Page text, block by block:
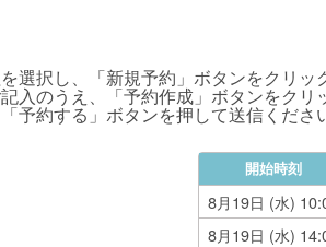
選択し、「新規予約」ボタンをクリッ
入のうえ、「予約作成」ボタンをクリ
予約する」ボタンを押して送信くださ
開始時刻
8月19日 (水)
8月19日 (水)